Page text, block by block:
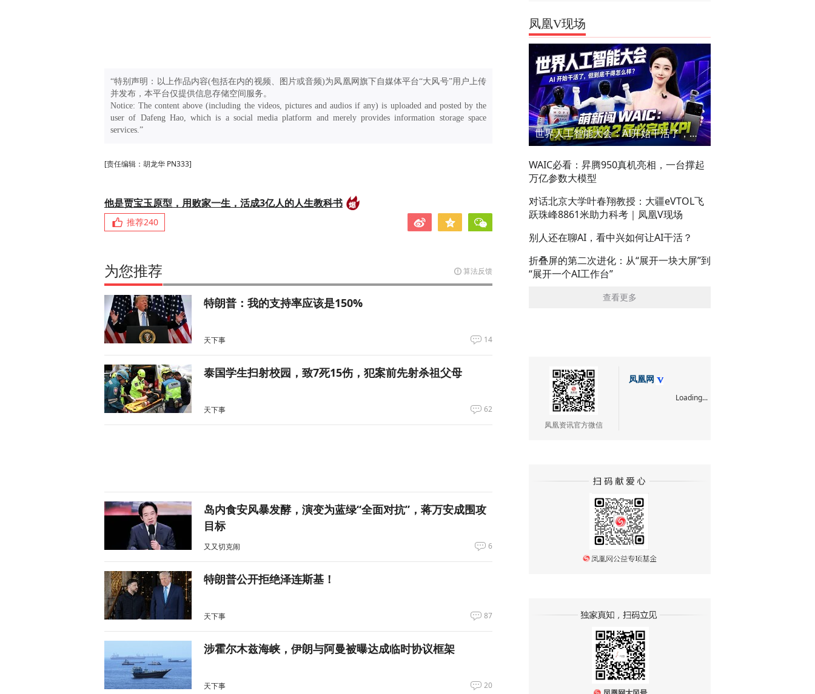
“特别声明：以上作品内容(包括在内的视频、图片或音频)为凤凰网旗下自媒体平台“大风号”用户上传
并发布，本平台仅提供信息存储空间服务。
Notice: The content above (including the videos, pictures and audios if any) is uploaded and posted by the
user of Dafeng Hao, which is a social media platform and merely provides information storage space
services.”
[责任编辑：胡龙华 PN333]
他是贾宝玉原型，用败家一生，活成3亿人的人生教科书
推荐240
为您推荐 算法反馈
特朗普：我的支持率应该是150%
天下事 14
泰国学生扫射校园，致7死15伤，犯案前先射杀祖父母
天下事 62
岛内食安风暴发酵，演变为蓝绿“全面对抗”，蒋万安成围攻
目标
又又切克闹 6
特朗普公开拒绝泽连斯基！
天下事 87
涉霍尔木兹海峡，伊朗与阿曼被曝达成临时协议框架
天下事 20
凤凰V现场
世界人工智能大会：AI开始干活了，但到底干的怎么样？萌新闯WAIC
WAIC必看：昇腾950真机亮相，一台撑起
万亿参数大模型
对话北京大学叶春翔教授：大疆eVTOL飞
跃珠峰8861米助力科考｜凤凰V现场
别人还在聊AI，看中兴如何让AI干活？
折叠屏的第二次进化：从“展开一块大屏”到
“展开一个AI工作台”
查看更多
凤凰资讯官方微信
凤凰网
Loading...